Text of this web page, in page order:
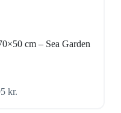
cm – Sea Garden
kr.